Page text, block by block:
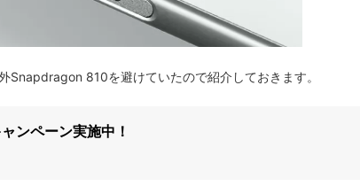
810を避けていたので紹介しておきます。
ンペーン実施中！